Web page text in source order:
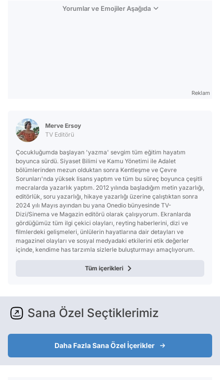
Yorumlar ve Emojiler Aşağıda
Reklam
Merve Ersoy
TV Editörü
Çocukluğumda başlayan 'yazma' sevgim tüm eğitim hayatım
boyunca sürdü. Siyaset Bilimi ve Kamu Yönetimi ile Adalet
bölümlerinden mezun olduktan sonra Kentleşme ve Çevre
Sorunları'nda yüksek lisans yaptım ve tüm bu süreç boyunca çeşitli
mecralarda yazarlık yaptım. 2012 yılında başladığım metin yazarlığı,
editörlük, soru yazarlığı, hikaye yazarlığı üzerine çalıştıktan sonra
2024 yılı Mayıs ayından bu yana Onedio bünyesinde TV-
Dizi/Sinema ve Magazin editörü olarak çalışıyorum. Ekranlarda
gördüğümüz tüm ilgi çekici olayları, reyting haberlerini, dizi ve
filmlerdeki gelişmeleri, ünlülerin hayatlarına dair detayları ve
magazinel olayları ve sosyal medyadaki etkilerini etik değerler
içinde, kendime has tarzımla sizlerle buluşturmayı amaçlıyorum.
Tüm içerikleri
Sana Özel Seçtiklerimiz
Daha Fazla Sana Özel İçerikler